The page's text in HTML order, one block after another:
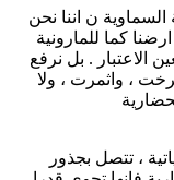
ن اننا نحن
كما للمارونية
الاعتبار . بل نرفع
، واثمرت ، ولا
، تتصل بجذور